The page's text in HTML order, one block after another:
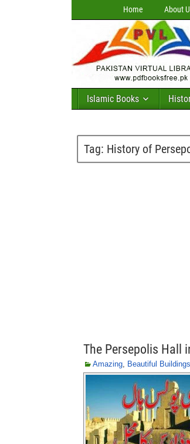
Home About
Islamic Books
Tag: History of
The Persepolis Hall
Amazing, Beautiful Buildings